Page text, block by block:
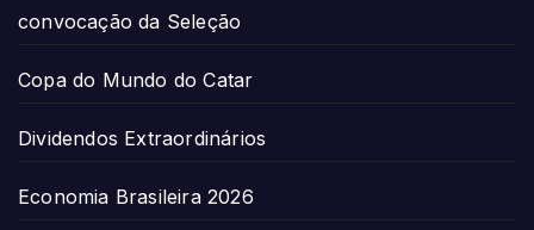
convocação da Seleção
Copa do Mundo do Catar
Dividendos Extraordinários
Economia Brasileira 2026